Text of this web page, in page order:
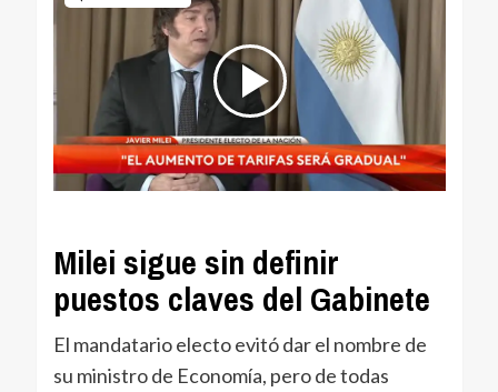
Milei sigue sin definir
puestos claves del Gabinete
El mandatario electo evitó dar el nombre de
su ministro de Economía, pero de todas